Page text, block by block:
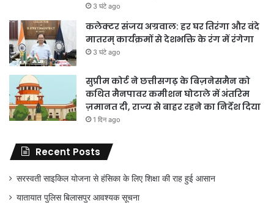
3 घंटे ago
कलेक्टर संजय अग्रवाल: हर घर तिरंगा और वंदे
मातरम् कार्यक्रमों से देशभक्ति के रंग में रंगेगा
3 घंटे ago
सुप्रीम कोर्ट ने छत्तीसगढ़ के बिज़नेसमैन को
कथित मैनपावर कमीशन घोटाले में अंतरिम
ज़मानत दी, राज्य से बाहर रहने का निर्देश दिया
1 दिन ago
Recent Posts
सरस्वती साइकिल योजना से हंसिका के लिए शिक्षा की राह हुई आसान
यातायात पुलिस बिलासपुर आवश्यक सूचना